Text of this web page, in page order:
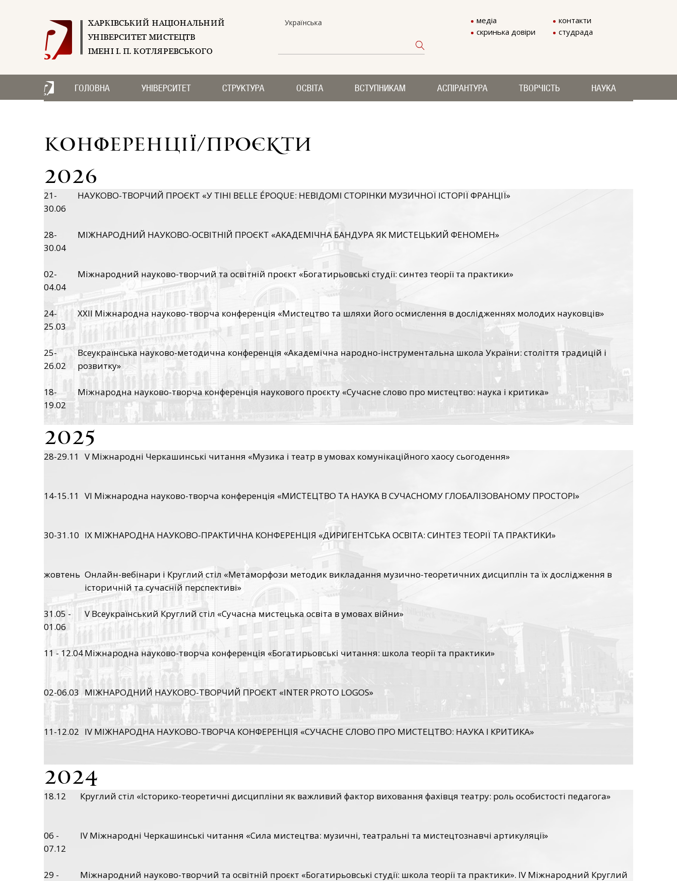
Українська медіа
контакти
скринька довіри
студрада
ГОЛОВНА УНІВЕРСИТЕТ СТРУКТУРА ОСВІТА ВСТУПНИКАМ АСПІРАНТУРА ТВОРЧІСТЬ НАУКА
Конференції/проєкти
2026
21-
30.06
НАУКОВО-ТВОРЧИЙ ПРОЄКТ «У ТІНІ BELLE ÉPOQUE: НЕВІДОМІ СТОРІНКИ МУЗИЧНОЇ ІСТОРІЇ ФРАНЦІЇ»
28-
30.04
МІЖНАРОДНИЙ НАУКОВО-ОСВІТНІЙ ПРОЄКТ «АКАДЕМІЧНА БАНДУРА ЯК МИСТЕЦЬКИЙ ФЕНОМЕН»
02-
04.04
Міжнародний науково-творчий та освітній проєкт «Богатирьовські студії: синтез теорії та практики»
24-
25.03
ХХІІ Міжнародна науково-творча конференція «Мистецтво та шляхи його осмислення в дослідженнях молодих науковців»
25-
26.02
Всеукраїнська науково-методична конференція «Академічна народно-інструментальна школа України: століття традицій і
розвитку»
18-
19.02
Міжнародна науково-творча конференція наукового проєкту «Сучасне слово про мистецтво: наука і критика»
2025
28-29.11 V Міжнародні Черкашинські читання «Музика і театр в умовах комунікаційного хаосу сьогодення»
14-15.11 VI Міжнародна науково-творча конференція «МИСТЕЦТВО ТА НАУКА В СУЧАСНОМУ ГЛОБАЛІЗОВАНОМУ ПРОСТОРІ»
30-31.10 IX МІЖНАРОДНА НАУКОВО-ПРАКТИЧНА КОНФЕРЕНЦІЯ «ДИРИГЕНТСЬКА ОСВІТА: СИНТЕЗ ТЕОРІЇ ТА ПРАКТИКИ»
жовтень Онлайн-вебінари і Круглий стіл «Метаморфози методик викладання музично-теоретичних дисциплін та їх дослідження в
історичній та сучасній перспективі»
31.05 -
01.06
V Всеукраїнський Круглий стіл «Сучасна мистецька освіта в умовах війни»
11 - 12.04Міжнародна науково-творча конференція «Богатирьовські читання: школа теорії та практики»
02-06.03 МІЖНАРОДНИЙ НАУКОВО-ТВОРЧИЙ ПРОЄКТ «INTER PROTO LOGOS»
11-12.02 IV МІЖНАРОДНА НАУКОВО-ТВОРЧА КОНФЕРЕНЦІЯ «СУЧАСНЕ СЛОВО ПРО МИСТЕЦТВО: НАУКА І КРИТИКА»
2024
18.12 Круглий стіл «Історико-теоретичні дисципліни як важливий фактор виховання фахівця театру: роль особистості педагога»
06 -
07.12
IV Міжнародні Черкашинські читання «Сила мистецтва: музичні, театральні та мистецтознавчі артикуляції»
29 -
Міжнародний науково-творчий та освітній проєкт «Богатирьовські студії: школа теорії та практики». ІV Міжнародний Круглий